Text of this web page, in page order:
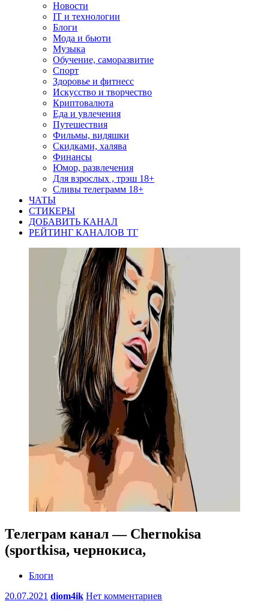
Новости
IT и технологии
Блоги
Мода и бьюти
Музыка
Обучение, саморазвитие
Спорт
Здоровье и фитнесс
Искусство и творчество
Криптовалюта
Еда и увлечения
Путешествия
Фильмы, видяшки
Скидками, халява
Финансы
Юмор, развлечения
Для взрослых , трэш 18+
Сливы телеграмм 18+
ЧАТЫ
СТИКЕРЫ
ДОБАВИТЬ КАНАЛ
РЕЙТИНГ КАНАЛОВ ТГ
Телеграм канал — Chernokisa
(sportkisa, чернокиса,
Блоги
20.07.2021 diom4ik Нет комментариев